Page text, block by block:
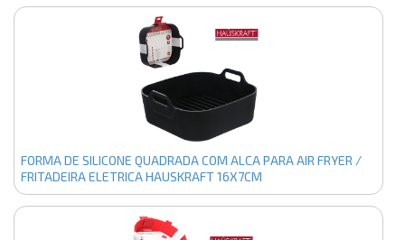
FORMA DE SILICONE QUADRADA COM ALCA PARA AIR FRYER /
FRITADEIRA ELETRICA HAUSKRAFT 16X7CM